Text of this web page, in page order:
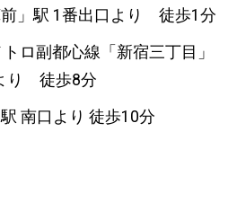
」駅 1番出口より 徒歩1分
ロ副都心線「新宿三丁目」
り 徒歩8分
南口より 徒歩10分